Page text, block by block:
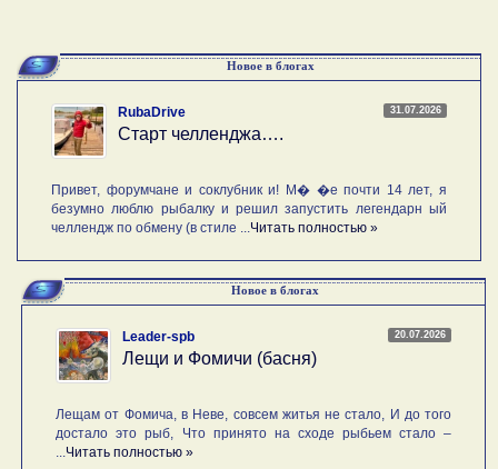
Новое в блогах
31.07.2026
RubaDrive
Старт челленджа….
Привет, форумчане и соклубник и! М� �е почти 14 лет, я
безумно люблю рыбалку и решил запустить легендарн ый
челлендж по обмену (в стиле ... Читать полностью »
Новое в блогах
20.07.2026
Leader-spb
Лещи и Фомичи (басня)
Лещам от Фомича, в Неве, совсем житья не стало, И до того
достало это рыб, Что принято на сходе рыбьем стало –
Читать полностью »